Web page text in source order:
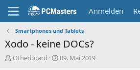
Anmelden
Smartphones und Tablets
Xodo - keine DOCs?
E
Otherboard
E
09. Mai 2019